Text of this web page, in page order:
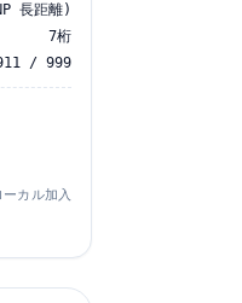
長距離)
7桁
/ 999
カル加入